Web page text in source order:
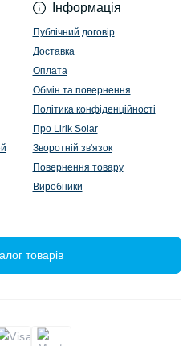
Інформація
Публічний договір
Доставка
Оплата
Обмін та повернення
Політика конфіденційності
Про Lirik Solar
Зворотній зв'язок
Повернення товару
Виробники
товарів